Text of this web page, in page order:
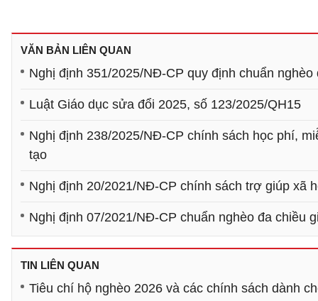
VĂN BẢN LIÊN QUAN
Nghị định 351/2025/NĐ-CP quy định chuẩn
Luật Giáo dục sửa đổi 2025, số 123/2025/QH15
Nghị định 238/2025/NĐ-CP chính sách học phí,
tạo
Nghị định 20/2021/NĐ-CP chính sách trợ giúp xã
Nghị định 07/2021/NĐ-CP chuẩn nghèo đa chiều
TIN LIÊN QUAN
Tiêu chí hộ nghèo 2026 và các chính sách dành